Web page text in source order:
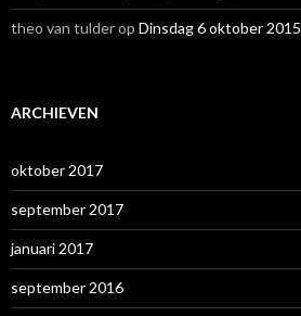
theo van tulderop Dinsdag 6 oktober 2015
ARCHIEVEN
oktober 2017
september 2017
januari 2017
september 2016